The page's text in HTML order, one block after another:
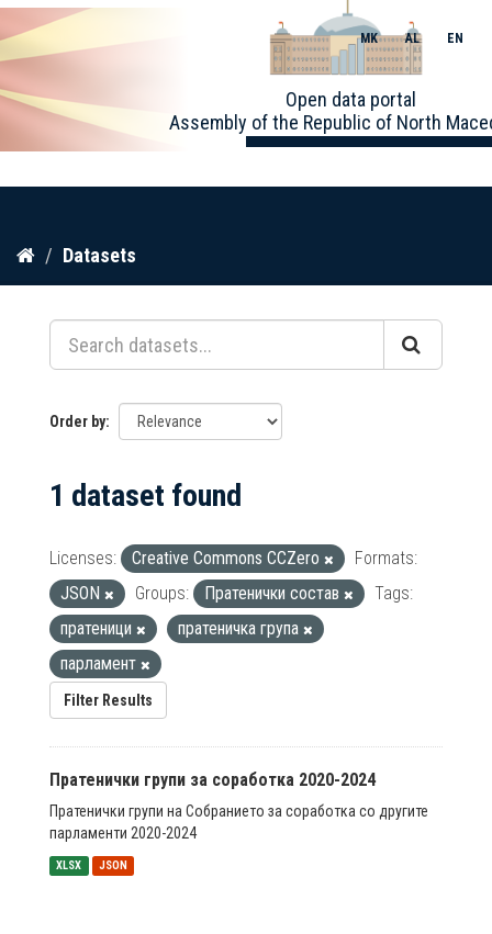
Skip
content
Open data portal
Assembly of the Republic of North
MK AL EN
Datasets
Order by
1 dataset found
Licenses: Creative Commons CCZero
Formats:
JSON
Groups: Пратенички состав
Tags:
пратеници
пратеничка група
парламент
Filter Results
Пратенички групи за соработка 2020-2024
Пратенички групи на Собранието за соработка со другите
парламенти 2020-2024
XLSX JSON